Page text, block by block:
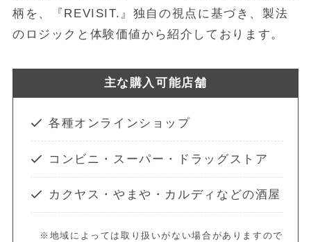
柄を、『REVISIT.』独自の視点に基づき、製法
のロジックと体験価値から紹介しております。
主な購入可能店舗
各種オンラインショップ
コンビニ・スーパー・ドラッグストア
カクヤス・やまや・カルディなどの酒屋
※地域によっては取り扱いがない場合がありますので